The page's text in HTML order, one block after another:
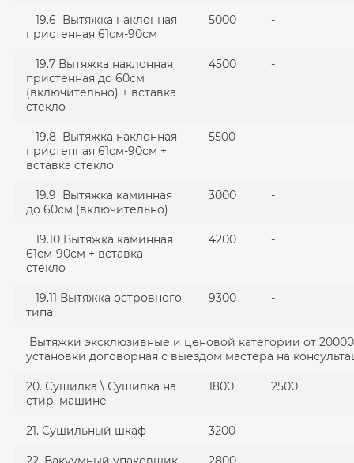
19.6 Вытяжка наклонная
пристенная 61см-90см
5000 -
19.7 Вытяжка наклонная
пристенная до 60см
(включительно) + вставка
стекло
4500 -
19.8 Вытяжка наклонная
пристенная 61см-90см +
вставка стекло
5500 -
19.9 Вытяжка каминная
до 60см (включительно)
3000 -
19.10 Вытяжка каминная
61см-90см + вставка
стекло
4200 -
19.11 Вытяжка островного
типа
9300 -
Вытяжки эксклюзивные и ценовой категории от
установки договорная с выездом мастера на
20. Сушилка \ Сушилка на
стир. машине
1800 2500
21. Сушильный шкаф 3200